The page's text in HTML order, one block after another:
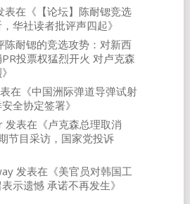
表在《 【论坛】陈耐锶竞选
华社读者批评声四起》
陈耐锶的竞选攻势：对新西
投票权猛烈开火 对卢克森
》
在《中国洲际弹道导弹试射
全协定签署》
发表在《卢克森总理取消
节目采访，国家党投诉
发表在《美官员对韩国工
示遗憾 承诺不再发生》